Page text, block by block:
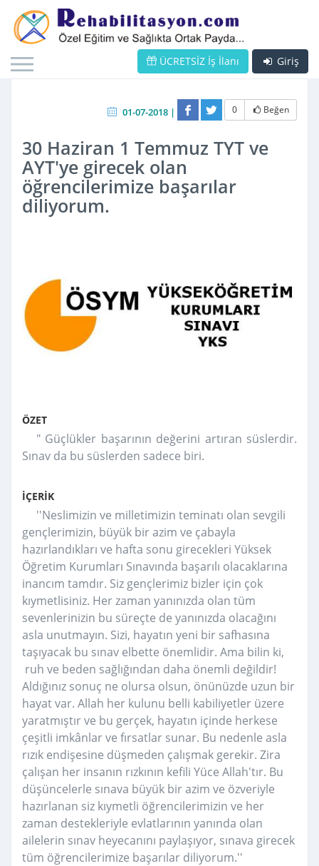
Giriş
ÜCRETSİZ İş İlanı
01-07-2018 | 0 Beğen
30 Haziran 1 Temmuz TYT ve
AYT'ye girecek olan
öğrencilerimize başarılar
diliyorum.
ÖZET
" Güçlükler başarının değerini artıran süslerdir.
Sınav da bu süslerden sadece biri.
İÇERİK
''Neslimizin ve milletimizin teminatı olan sevgili
gençlerimizin, büyük bir azim ve çabayla
hazırlandıkları ve hafta sonu girecekleri Yüksek
Öğretim Kurumları Sınavında başarılı olacaklarına
inancım tamdır. Siz gençlerimiz bizler için çok
kıymetlisiniz. Her zaman yanınızda olan tüm
sevenlerinizin bu süreçte de yanınızda olacağını
asla unutmayın. Sizi, hayatın yeni bir safhasına
taşıyacak bu sınav elbette önemlidir. Ama bilin ki,
ruh ve beden sağlığından daha önemli değildir!
Aldığınız sonuç ne olursa olsun, önünüzde uzun bir
hayat var. Allah her kulunu belli kabiliyetler üzere
yaratmıştır ve bu gerçek, hayatın içinde herkese
çeşitli imkânlar ve fırsatlar sunar. Bu nedenle asla
rızık endişesine düşmeden çalışmak gerekir. Zira
çalışan her insanın rızkının kefili Yüce Allah'tır. Bu
düşüncelerle sınava büyük bir azim ve özveriyle
hazırlanan siz kıymetli öğrencilerimizin ve her
zaman destekleriyle evlatlarının yanında olan
ailelerin sınav heyecanını paylaşıyor, sınava girecek
tüm öğrencilerimize başarılar diliyorum.''